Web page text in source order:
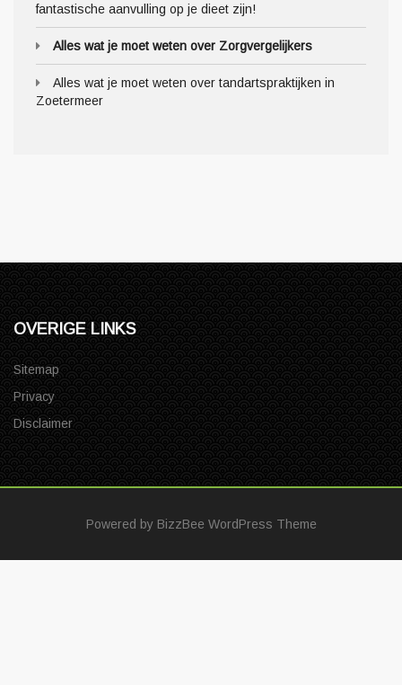
fantastische aanvulling op je dieet zijn!
Alles wat je moet weten over Zorgvergelijkers
Alles wat je moet weten over tandartspraktijken in
Zoetermeer
OVERIGE LINKS
Sitemap
Privacy
Disclaimer
Powered by BizzBee WordPress Theme